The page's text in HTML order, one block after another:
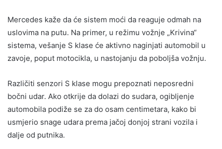
Mercedes kaže da će sistem moći da reaguje odmah na
uslovima na putu. Na primer, u režimu vožnje „Krivina“
sistema, vešanje S klase će aktivno naginjati automobil u
zavoje, poput motocikla, u nastojanju da poboljša vožnju.
Različiti senzori S klase mogu prepoznati neposredni
bočni udar. Ako otkrije da dolazi do sudara, ogibljenje
automobila podiže se za do osam centimetara, kako bi
usmjerio snage udara prema jačoj donjoj strani vozila i
dalje od putnika.